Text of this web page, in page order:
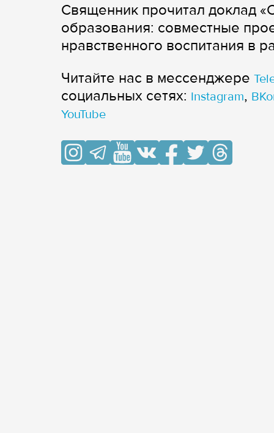
Священник прочитал доклад
образования: совместные
нравственного воспитания в
Читайте нас в мессенджере
cоциальных сетях: Instagram,
YouTube